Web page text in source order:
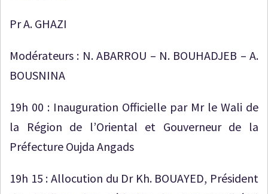
Pr A. GHAZI
Modérateurs : N. ABARROU – N. BOUHADJEB – A.
BOUSNINA
19h 00 : Inauguration Officielle par Mr le Wali de
la Région de l’Oriental et Gouverneur de la
Préfecture Oujda Angads
19h 15 : Allocution du Dr Kh. BOUAYED, Président